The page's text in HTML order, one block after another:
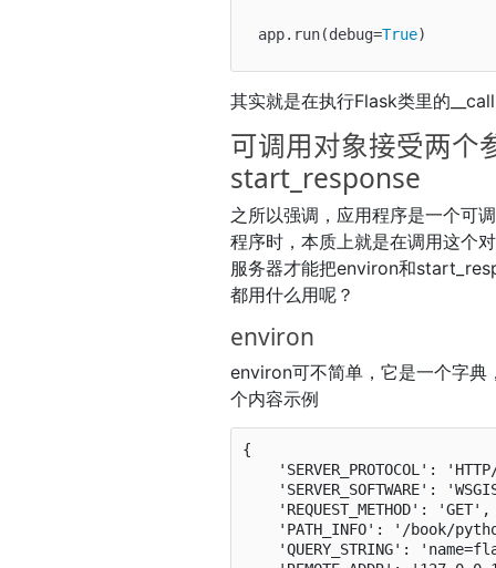
app.run(debug=True
其实就是在执行Flask类里的
可调用对象接受两个
start_response
之所以强调，应用程序是一个可
程序时，本质上就是在调用这个
服务器才能把environ和
都用什么用呢？
environ
environ可不简单，它是一个字典
个内容示例
{